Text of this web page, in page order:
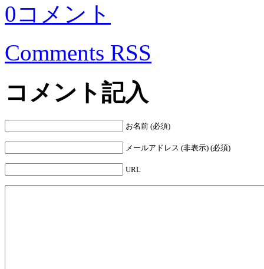
0コメント
Comments RSS
コメント記入
お名前 (必須)
メールアドレス (非表示) (必須)
URL